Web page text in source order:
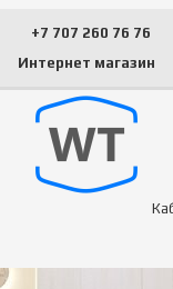
+7 707 260 76 76
Интернет магазин